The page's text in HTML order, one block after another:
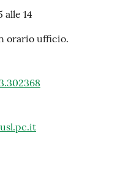
alle 14
orario ufficio.